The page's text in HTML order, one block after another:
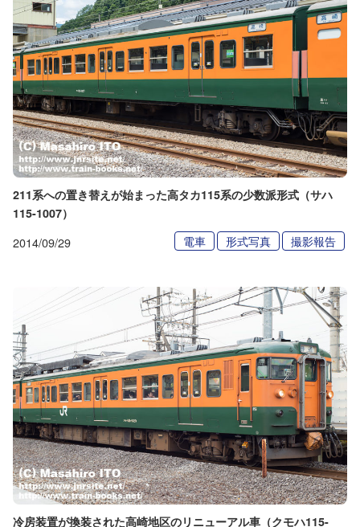
211系への置き替えが始まった高タカ115系の少数派形式（サハ
115-1007）
2014/09/29 電車 形式写真 撮影報告
冷房装置が換装された高崎地区のリニューアル車（クモハ115-